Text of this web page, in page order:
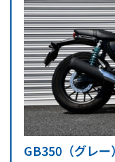
GB350（グレー）